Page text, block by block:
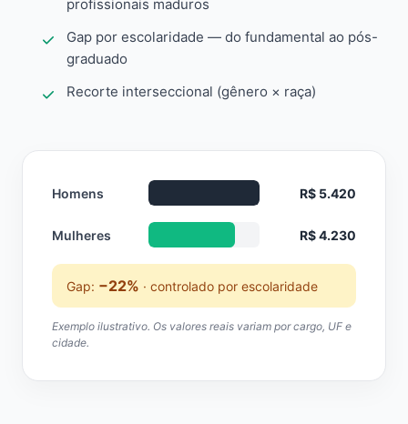
profissionais maduros
Gap por escolaridade — do fundamental ao pós-
graduado
Recorte interseccional (gênero × raça)
Homens R$ 5.420
Mulheres R$ 4.230
Gap: −22% · controlado por escolaridade
Exemplo ilustrativo. Os valores reais variam por cargo, UF e
cidade.